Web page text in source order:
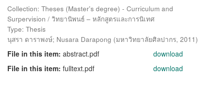
Collection: Theses (Master's degree) - Curriculum and
Surpervision / วิทยานิพนธ์ – หลักสูตรและการนิเทศ
Type: Thesis
นุสรา ดาราพงษ์; Nusara Darapong (มหาวิทยาลัยศิลปากร, 2011)
File in this item: abstract.pdf
download
File in this item: fulltext.pdf download